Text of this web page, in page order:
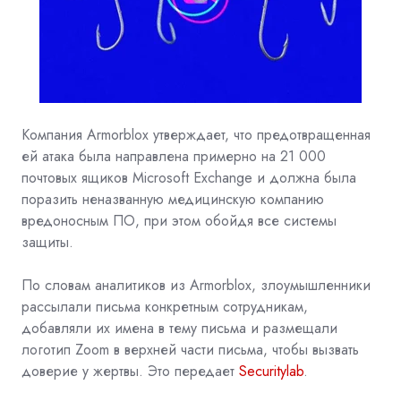
Компания Armorblox утверждает, что предотвращенная
ей атака была направлена примерно на 21 000
почтовых ящиков Microsoft Exchange и должна была
поразить неназванную медицинскую компанию
вредоносным ПО, при этом обойдя все системы
защиты.
По словам аналитиков из Armorblox, злоумышленники
рассылали письма конкретным сотрудникам,
добавляли их имена в тему письма и размещали
логотип Zoom в верхней части письма, чтобы вызвать
доверие у жертвы. Это передает Securitylab.